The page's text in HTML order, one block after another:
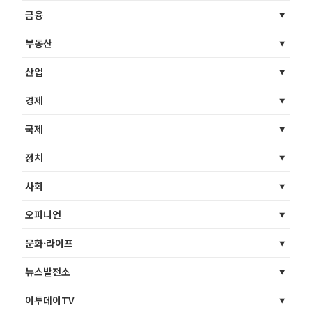
금융
부동산
산업
경제
국제
정치
사회
오피니언
문화·라이프
뉴스발전소
이투데이TV